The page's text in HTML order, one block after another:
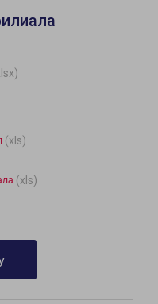
(xls)
(xls)